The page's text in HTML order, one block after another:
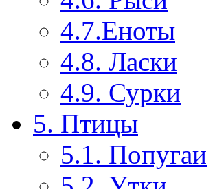
4.7.Еноты
4.8. Ласки
4.9. Сурки
5. Птицы
5.1. Попугаи